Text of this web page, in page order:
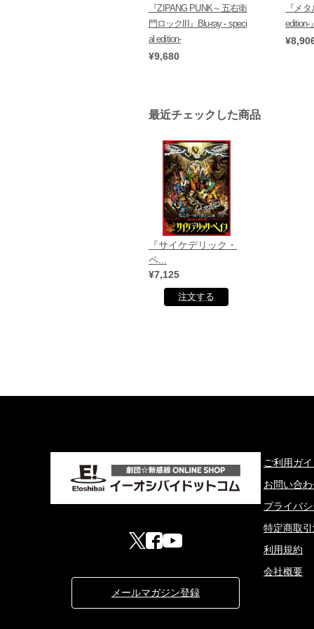
『ZIPANG PUNK～五右衛
門ロックIII』Blu-ray - speci
al edition-
¥9,680
『メ
edition-
最近チェックした商品
『サイケデリック・
ペ...
¥7,125
メールマガジン登録
ご利用ガ
お問い合
プライバ
特定商取
利用規約
会社概要